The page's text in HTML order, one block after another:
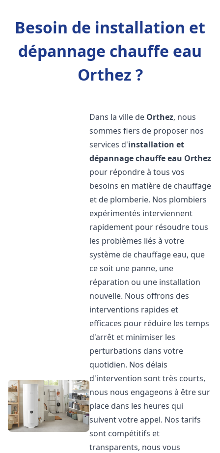
Besoin de installation et
dépannage chauffe eau
Orthez ?
Dans la ville de Orthez, nous
sommes fiers de proposer nos
services d'installation et
dépannage chauffe eau Orthez
pour répondre à tous vos
besoins en matière de chauffage
et de plomberie. Nos plombiers
expérimentés interviennent
rapidement pour résoudre tous
les problèmes liés à votre
système de chauffage eau, que
ce soit une panne, une
réparation ou une installation
nouvelle. Nous offrons des
interventions rapides et
efficaces pour réduire les temps
d'arrêt et minimiser les
perturbations dans votre
quotidien. Nos délais
d'intervention sont très courts,
nous nous engageons à être sur
place dans les heures qui
suivent votre appel. Nos tarifs
sont compétitifs et
transparents, nous vous